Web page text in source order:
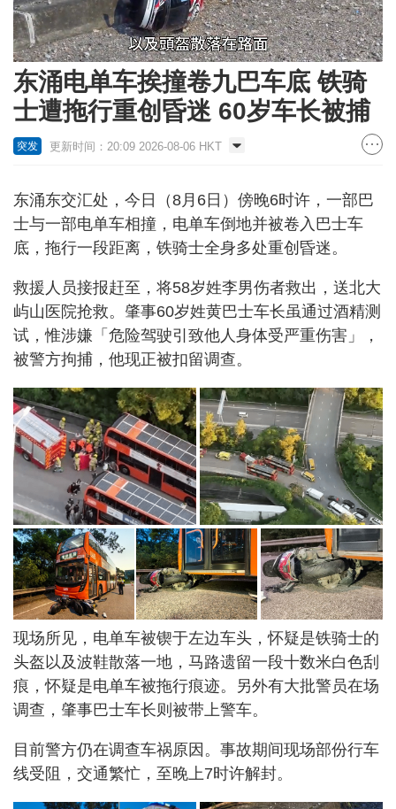
Unmute Loaded:
68.12%
东涌电单车挨撞卷九巴车底 铁骑
士遭拖行重创昏迷 60岁车长被捕
突发 更新时间：20:09 2026-08-06 HKT
东涌东交汇处，今日（8月6日）傍晚6时许，一部巴
士与一部电单车相撞，电单车倒地并被卷入巴士车
底，拖行一段距离，铁骑士全身多处重创昏迷。
救援人员接报赶至，将58岁姓李男伤者救出，送北大
屿山医院抢救。肇事60岁姓黄巴士车长虽通过酒精测
试，惟涉嫌「危险驾驶引致他人身体受严重伤害」，
被警方拘捕，他现正被扣留调查。
现场所见，电单车被锲于左边车头，怀疑是铁骑士的
头盔以及波鞋散落一地，马路遗留一段十数米白色刮
痕，怀疑是电单车被拖行痕迹。另外有大批警员在场
调查，肇事巴士车长则被带上警车。
目前警方仍在调查车祸原因。事故期间现场部份行车
线受阻，交通繁忙，至晚上7时许解封。